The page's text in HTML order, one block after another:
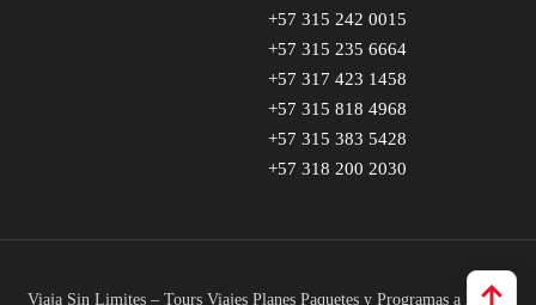
+57 315 242 0015
+57 315 235 6664
+57 317 423 1458
+57 315 818 4968
+57 315 383 5428
+57 318 200 2030
Viaja Sin Limites – Tours Viajes Planes Paquetes y Programas a Medio